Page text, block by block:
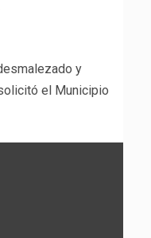
y
el Municipio